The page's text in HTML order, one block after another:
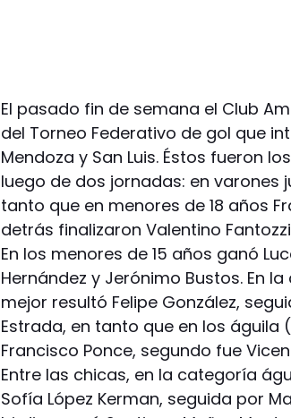
El pasado fin de semana el Club
del Torneo Federativo de gol que
Mendoza y San Luis. Éstos fueron
luego de dos jornadas: en varones
tanto que en menores de 18 años
detrás finalizaron Valentino
En los menores de 15 años ganó
Hernández y Jerónimo Bustos. En
mejor resultó Felipe González,
Estrada, en tanto que en los
Francisco Ponce, segundo fue
Entre las chicas, en la categoría
Sofía López Kerman, seguida por